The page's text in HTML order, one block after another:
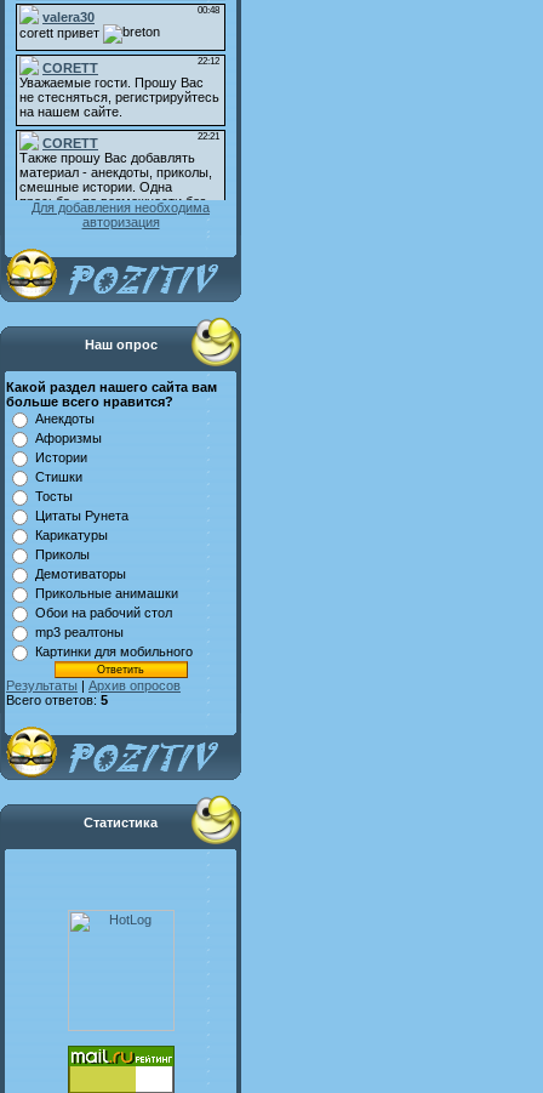
Для добавления необходима
авторизация
Наш опрос
Какой раздел нашего сайта вам
больше всего нравится?
Анекдоты
Афоризмы
Истории
Стишки
Тосты
Цитаты Рунета
Карикатуры
Приколы
Демотиваторы
Прикольные анимашки
Обои на рабочий стол
mp3 реалтоны
Картинки для мобильного
Результаты | Архив опросов
Всего ответов: 5
Статистика